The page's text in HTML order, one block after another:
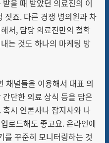
을 때 받았던 의료진의 이
짓죠. 다른 경쟁 병의원과 차
서, 담당 의료진만의 철학
는 것도 하나의 마케팅 방
채널들을 이용해서 대표 의
단한 의료 상식 등을 담은
시 언론사나 잡지사와 나
로드해도 좋고요. 온라인에
를 꾸준히 모니터링하는 것